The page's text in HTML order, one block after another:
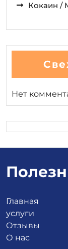
Кокаин /
Нет
Главная
услуги
Отзывы
О нас